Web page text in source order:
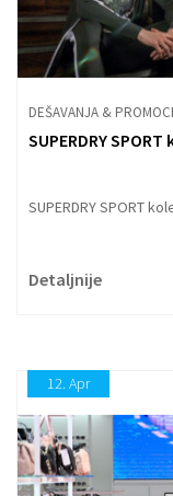
DEŠAVANJA &
SUPERDRY
SUPERDRY SPORT
Detaljnije
12. Apr